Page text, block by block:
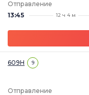
Отправление
13:45
12 ч 4 м
609Н 9
Отправление